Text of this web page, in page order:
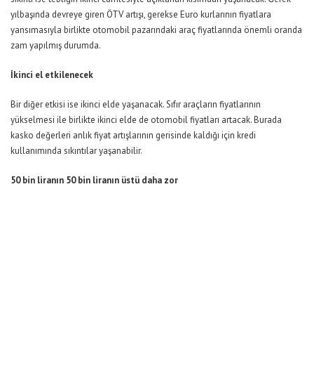
yılbaşında devreye giren ÖTV artışı, gerekse Euro kurlarının fiyatlara
yansımasıyla birlikte otomobil pazarındaki araç fiyatlarında önemli oranda
zam yapılmış durumda.
İkinci el etkilenecek
Bir diğer etkisi ise ikinci elde yaşanacak. Sıfır araçların fiyatlarının
yükselmesi ile birlikte ikinci elde de otomobil fiyatları artacak. Burada
kasko değerleri anlık fiyat artışlarının gerisinde kaldığı için kredi
kullanımında sıkıntılar yaşanabilir.
50 bin liranın 50 bin liranın üstü daha zor